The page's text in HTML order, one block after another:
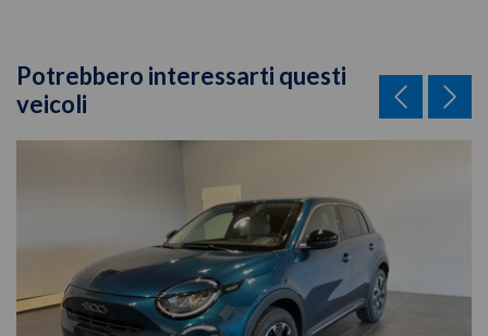
Potrebbero interessarti questi
veicoli